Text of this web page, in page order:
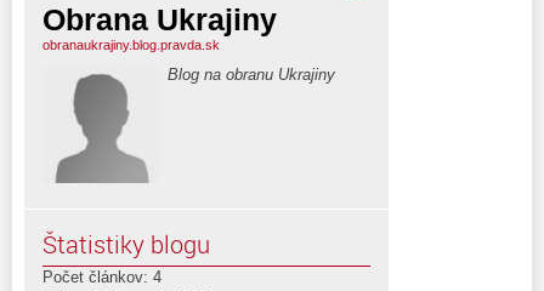
Obrana Ukrajiny
obranaukrajiny.blog.pravda.sk
Blog na obranu Ukrajiny
Štatistiky blogu
Počet článkov: 4